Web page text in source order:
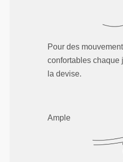
Pour des
confortables chaque
la devise.
Ample